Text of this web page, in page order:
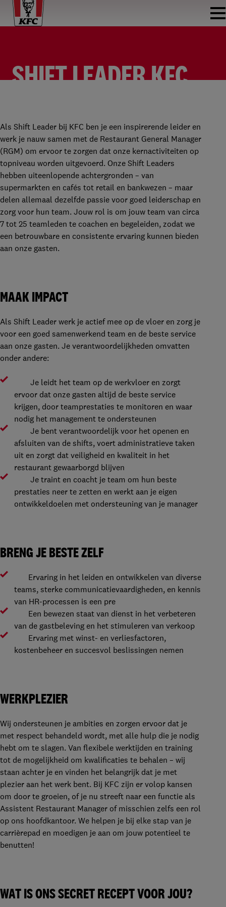
SHIFT LEADER KFC
Als Shift Leader bij KFC ben je een inspirerende leider en
werk je nauw samen met de Restaurant General Manager
(RGM) om ervoor te zorgen dat onze kernactiviteiten op
topniveau worden uitgevoerd. Onze Shift Leaders
hebben uiteenlopende achtergronden – van
supermarkten en cafés tot retail en bankwezen – maar
delen allemaal dezelfde passie voor goed leiderschap en
zorg voor hun team. Jouw rol is om jouw team van circa
7 tot 25 teamleden te coachen en begeleiden, zodat we
een betrouwbare en consistente ervaring kunnen bieden
aan onze gasten.
MAAK IMPACT
Als Shift Leader werk je actief mee op de vloer en zorg je
voor een goed samenwerkend team en de beste service
aan onze gasten. Je verantwoordelijkheden omvatten
onder andere:
Je leidt het team op de werkvloer en zorgt
ervoor dat onze gasten altijd de beste service
krijgen, door teamprestaties te monitoren en waar
nodig het management te ondersteunen
Je bent verantwoordelijk voor het openen en
afsluiten van de shifts, voert administratieve taken
uit en zorgt dat veiligheid en kwaliteit in het
restaurant gewaarborgd blijven
Je traint en coacht je team om hun beste
prestaties neer te zetten en werkt aan je eigen
ontwikkeldoelen met ondersteuning van je manager
BRENG JE BESTE ZELF
Ervaring in het leiden en ontwikkelen van diverse
teams, sterke communicatievaardigheden, en kennis
van HR-processen is een pre
Een bewezen staat van dienst in het verbeteren
van de gastbeleving en het stimuleren van verkoop
Ervaring met winst- en verliesfactoren,
kostenbeheer en succesvol beslissingen nemen
WERKPLEZIER
Wij ondersteunen je ambities en zorgen ervoor dat je
met respect behandeld wordt, met alle hulp die je nodig
hebt om te slagen. Van flexibele werktijden en training
tot de mogelijkheid om kwalificaties te behalen – wij
staan achter je en vinden het belangrijk dat je met
plezier aan het werk bent. Bij KFC zijn er volop kansen
om door te groeien, of je nu streeft naar een functie als
Assistent Restaurant Manager of misschien zelfs een rol
op ons hoofdkantoor. We helpen je bij elke stap van je
carrièrepad en moedigen je aan om jouw potentieel te
benutten!
WAT IS ONS SECRET RECEPT VOOR JOU?